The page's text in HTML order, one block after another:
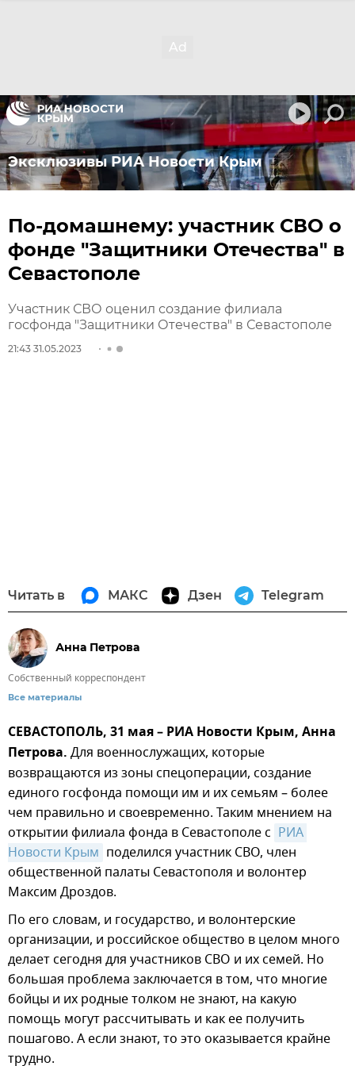
Эксклюзивы РИА Новости Крым
По-домашнему: участник СВО о
фонде "Защитники Отечества" в
Севастополе
Участник СВО оценил создание филиала
госфонда "Защитники Отечества" в Севастополе
21:43 31.05.2023
Читать в МАКС Дзен Telegram
Анна Петрова
Собственный корреспондент
Все материалы
СЕВАСТОПОЛЬ, 31 мая – РИА Новости Крым, Анна
Петрова. Для военнослужащих, которые
возвращаются из зоны спецоперации, создание
единого госфонда помощи им и их семьям – более
чем правильно и своевременно. Таким мнением на
открытии филиала фонда в Севастополе с РИА
Новости Крым поделился участник СВО, член
общественной палаты Севастополя и волонтер
Максим Дроздов.
По его словам, и государство, и волонтерские
организации, и российское общество в целом много
делает сегодня для участников СВО и их семей. Но
большая проблема заключается в том, что многие
бойцы и их родные толком не знают, на какую
помощь могут рассчитывать и как ее получить
пошагово. А если знают, то это оказывается крайне
трудно.